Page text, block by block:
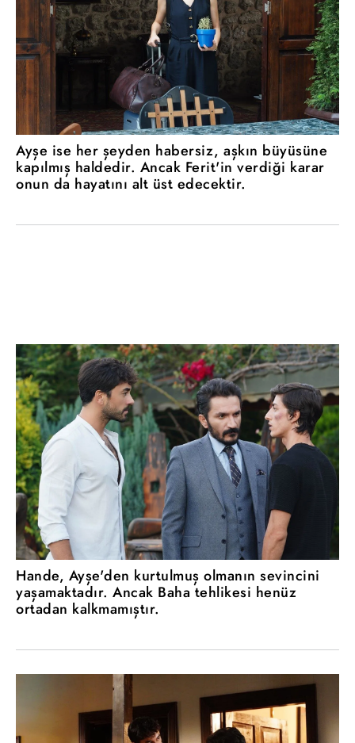
Ayşe ise her şeyden habersiz, aşkın büyüsüne
kapılmış haldedir. Ancak Ferit'in verdiği karar
onun da hayatını alt üst edecektir.
Hande, Ayşe'den kurtulmuş olmanın sevincini
yaşamaktadır. Ancak Baha tehlikesi henüz
ortadan kalkmamıştır.